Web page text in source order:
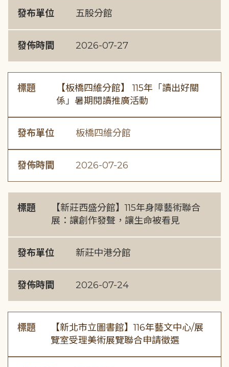
發布單位 五股分館
發佈時間 2026-07-27
標題
【板橋四維分館】 115年「讀出好關
係」暑期閱讀推廣活動
發布單位 板橋四維分館
發佈時間 2026-07-26
標題
【新莊西盛分館】115年身障藝術聯合
展：讓創作發聲，讓生命被看見
發布單位 新莊中港分館
發佈時間 2026-07-24
標題
【新北市立圖書館】116年藝文中心/展
覽室受理美術展覽聯合申請徵選